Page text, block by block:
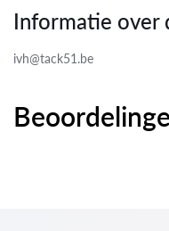
Informatie over
ivh@tack51.be